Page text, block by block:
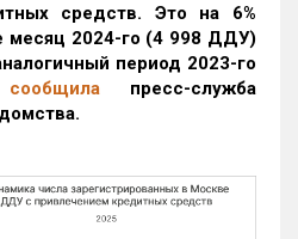
средств. Это на 6%
месяц 2024-го (4 998 ДДУ)
период 2023-го
сообщила пресс-служба